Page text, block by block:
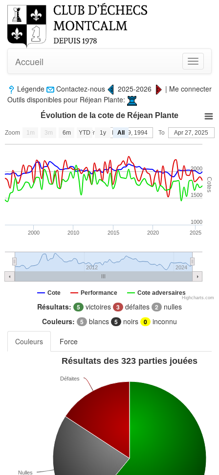
Toggle
Accueil
Légende Contactez-nous 2025-2026 | Me connecter
Outils disponibles pour Réjean Plante:
Zoom From Nov 19, 1994 To Apr 27, 2025
Cotes
Évolution de la cote de Réjean Plante
Cote Performance Cote adversaires
2010 2015 2020 2025
2000
2024
2012
2000
1000
1500
1m 3m 6m YTD 1y All
Highcharts.com
Résultats: 5 victoires 3 défaites 2
nulles
Couleurs:
5 blancs 5 noirs 0 inconnu
Couleurs
Force
Résultats des 323 parties jouées
Nulles
Défaites